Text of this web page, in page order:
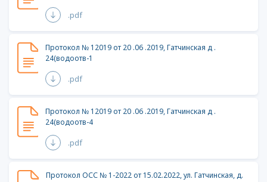
.pdf
Протокол № 12019 от 20 .06 .2019, Гатчинская д .
24(водоотв-1
.pdf
Протокол № 12019 от 20 .06 .2019, Гатчинская д .
24(водоотв-4
.pdf
Протокол ОСС № 1-2022 от 15.02.2022, ул. Гатчинская, д.